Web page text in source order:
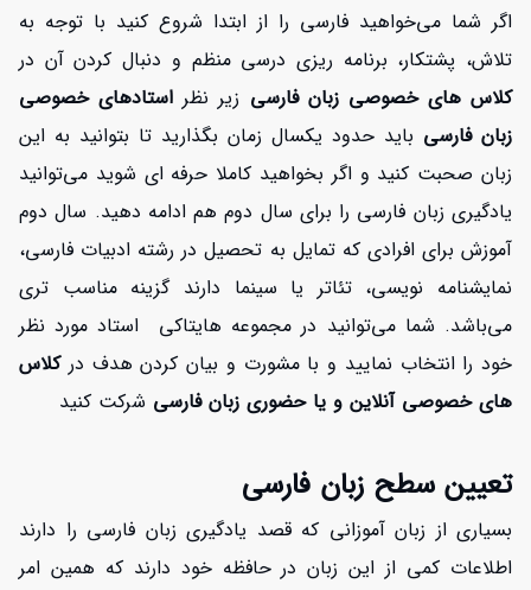
اگر شما می‌خواهید فارسی را از ابتدا شروع کنید با توجه به
تلاش، پشتکار، برنامه ریزی درسی منظم و دنبال کردن آن در
کلاس های خصوصی زبان فارسی زیر نظر استادهای خصوصی
زبان فارسی باید حدود یکسال زمان بگذارید تا بتوانید به این
زبان صحبت کنید و اگر بخواهید کاملا حرفه ای شوید می‌توانید
یادگیری زبان فارسی را برای سال دوم هم ادامه دهید. سال دوم
آموزش برای افرادی که تمایل به تحصیل در رشته ادبیات فارسی،
نمایشنامه نویسی، تئاتر یا سینما دارند گزینه مناسب تری
می‌باشد. شما می‌توانید در مجموعه هایتاکی استاد مورد نظر
خود را انتخاب نمایید و با مشورت و بیان کردن هدف درکلاس
های خصوصی آنلاین و یا حضوری زبان فارسی شرکت کنید
تعیین سطح زبان فارسی
بسیاری از زبان آموزانی که قصد یادگیری زبان فارسی را دارند
اطلاعات کمی از این زبان در حافظه خود دارند که همین امر